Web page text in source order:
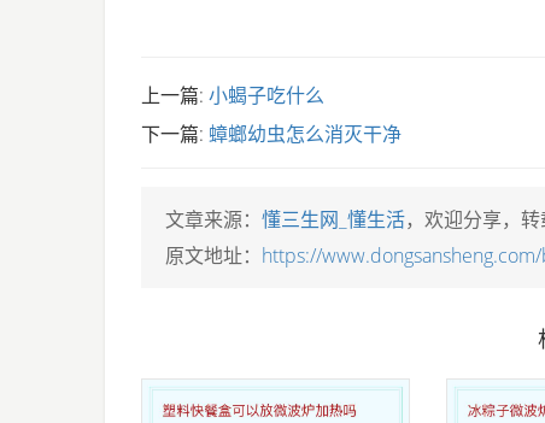
上一篇: 小蝎子吃什么
下一篇: 蟑螂幼虫怎么消灭干净
文章来源： 懂三生网_懂生活，欢迎分享，
原文地址： https://